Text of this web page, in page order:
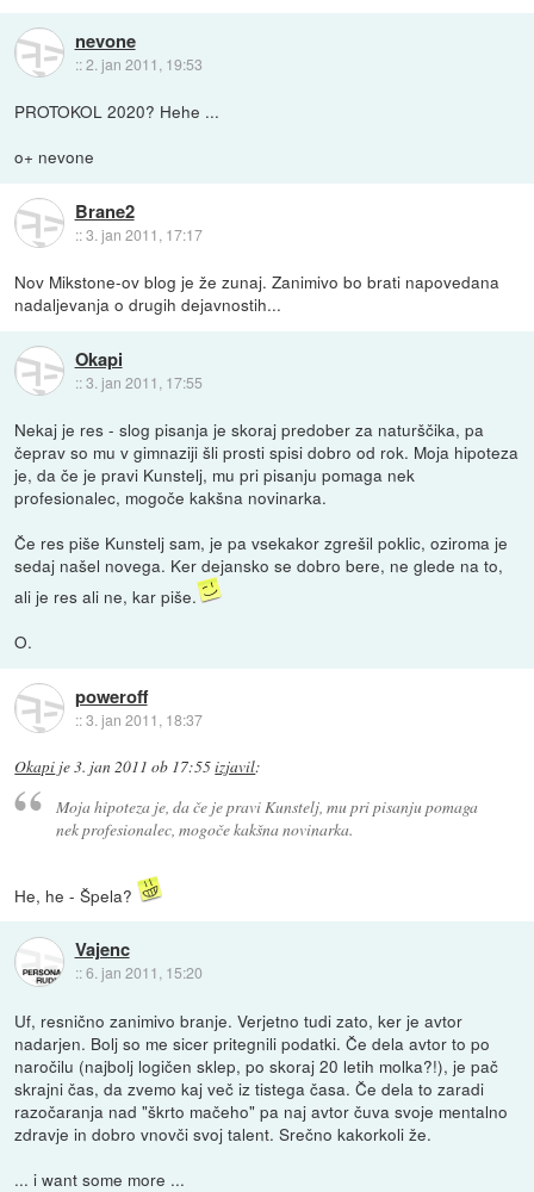
nevone
::2. jan 2011, 19:53
PROTOKOL 2020? Hehe ...
o+ nevone
Brane2
::3. jan 2011, 17:17
Nov Mikstone-ov blog je že zunaj. Zanimivo bo brati napovedana
nadaljevanja o drugih dejavnostih...
Okapi
::3. jan 2011, 17:55
Nekaj je res - slog pisanja je skoraj predober za naturščika, pa
čeprav so mu v gimnaziji šli prosti spisi dobro od rok. Moja hipoteza
je, da če je pravi Kunstelj, mu pri pisanju pomaga nek
profesionalec, mogoče kakšna novinarka.
Če res piše Kunstelj sam, je pa vsekakor zgrešil poklic, oziroma je
sedaj našel novega. Ker dejansko se dobro bere, ne glede na to,
ali je res ali ne, kar piše.
O.
poweroff
::3. jan 2011, 18:37
Okapi je3. jan 2011 ob 17:55izjavil:
Moja hipoteza je, da če je pravi Kunstelj, mu pri pisanju pomaga
nek profesionalec, mogoče kakšna novinarka.
He, he - Špela?
Vajenc
::6. jan 2011, 15:20
Uf, resnično zanimivo branje. Verjetno tudi zato, ker je avtor
nadarjen. Bolj so me sicer pritegnili podatki. Če dela avtor to po
naročilu (najbolj logičen sklep, po skoraj 20 letih molka?!), je pač
skrajni čas, da zvemo kaj več iz tistega časa. Če dela to zaradi
razočaranja nad "škrto mačeho" pa naj avtor čuva svoje mentalno
zdravje in dobro vnovči svoj talent. Srečno kakorkoli že.
... i want some more ...